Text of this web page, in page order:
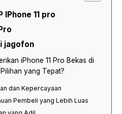
11 pro
jagofon
iPhone 11 Pro Bekas di
yang Tepat?
dan Kepercayaan
Pembeli yang Lebih Luas